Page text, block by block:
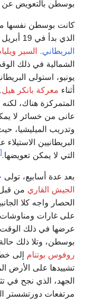
حصار بوسطن،
الجيش
في أمريكا
الشمالية في ذلك الوقت، قاد الجيش البريطاني في الحصار. في 17
في بوسطن،
عدد الميليشيات
لأن جيشهم
على مهارة
من الصعب على
لمزيد من الخسائر
بعد أن تأسيس
الثوري. أثناء
واقتصر القتال
نيك، التي كان
واشنطن عن غزو
الضابط الشاب
من الخشب يمكن
بوتنام على هذا
المدافع على
الأنفس عبر الجليد